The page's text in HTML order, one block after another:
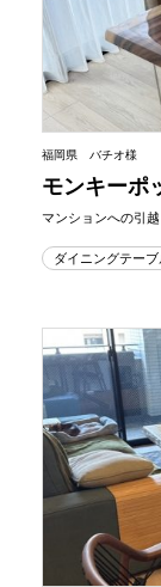
福岡県 バチオ様
モンキーポ
マンションへの引
ダイニングテーブ